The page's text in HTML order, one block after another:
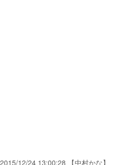
2015/12/24 13:00:28 【中村かな】